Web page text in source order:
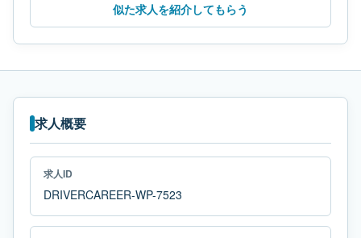
似た求人を紹介してもらう
求人概要
求人ID
DRIVERCAREER-WP-7523